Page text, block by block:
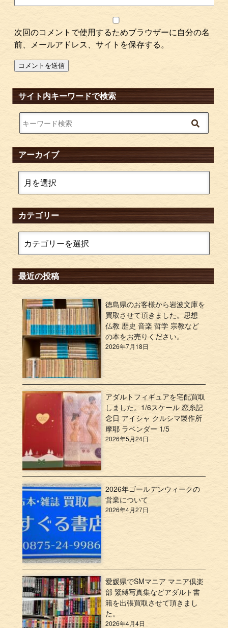
次回のコメントで使用するためブラウザーに自分の名
前、メールアドレス、サイトを保存する。
サイト内キーワードで検索
アーカイブ
カテゴリー
最近の投稿
徳島県のお客様から岩波文庫を
買取させて頂きました。思想
仏教 歴史 音楽 哲学 宗教など
の本をお売りください。
2026年7月18日
アダルトフィギュアを宅配買取
しました。1/6スケール 恋糸記
念日 アイシャ クルシマ製作所
摩耶 ラベンダー 1/5
2026年5月24日
2026年ゴールデンウィークの
営業について
2026年4月27日
愛媛県でSMマニア マニア倶楽
部 緊縛写真集などアダルト書
籍を出張買取させて頂きまし
た。
2026年4月4日